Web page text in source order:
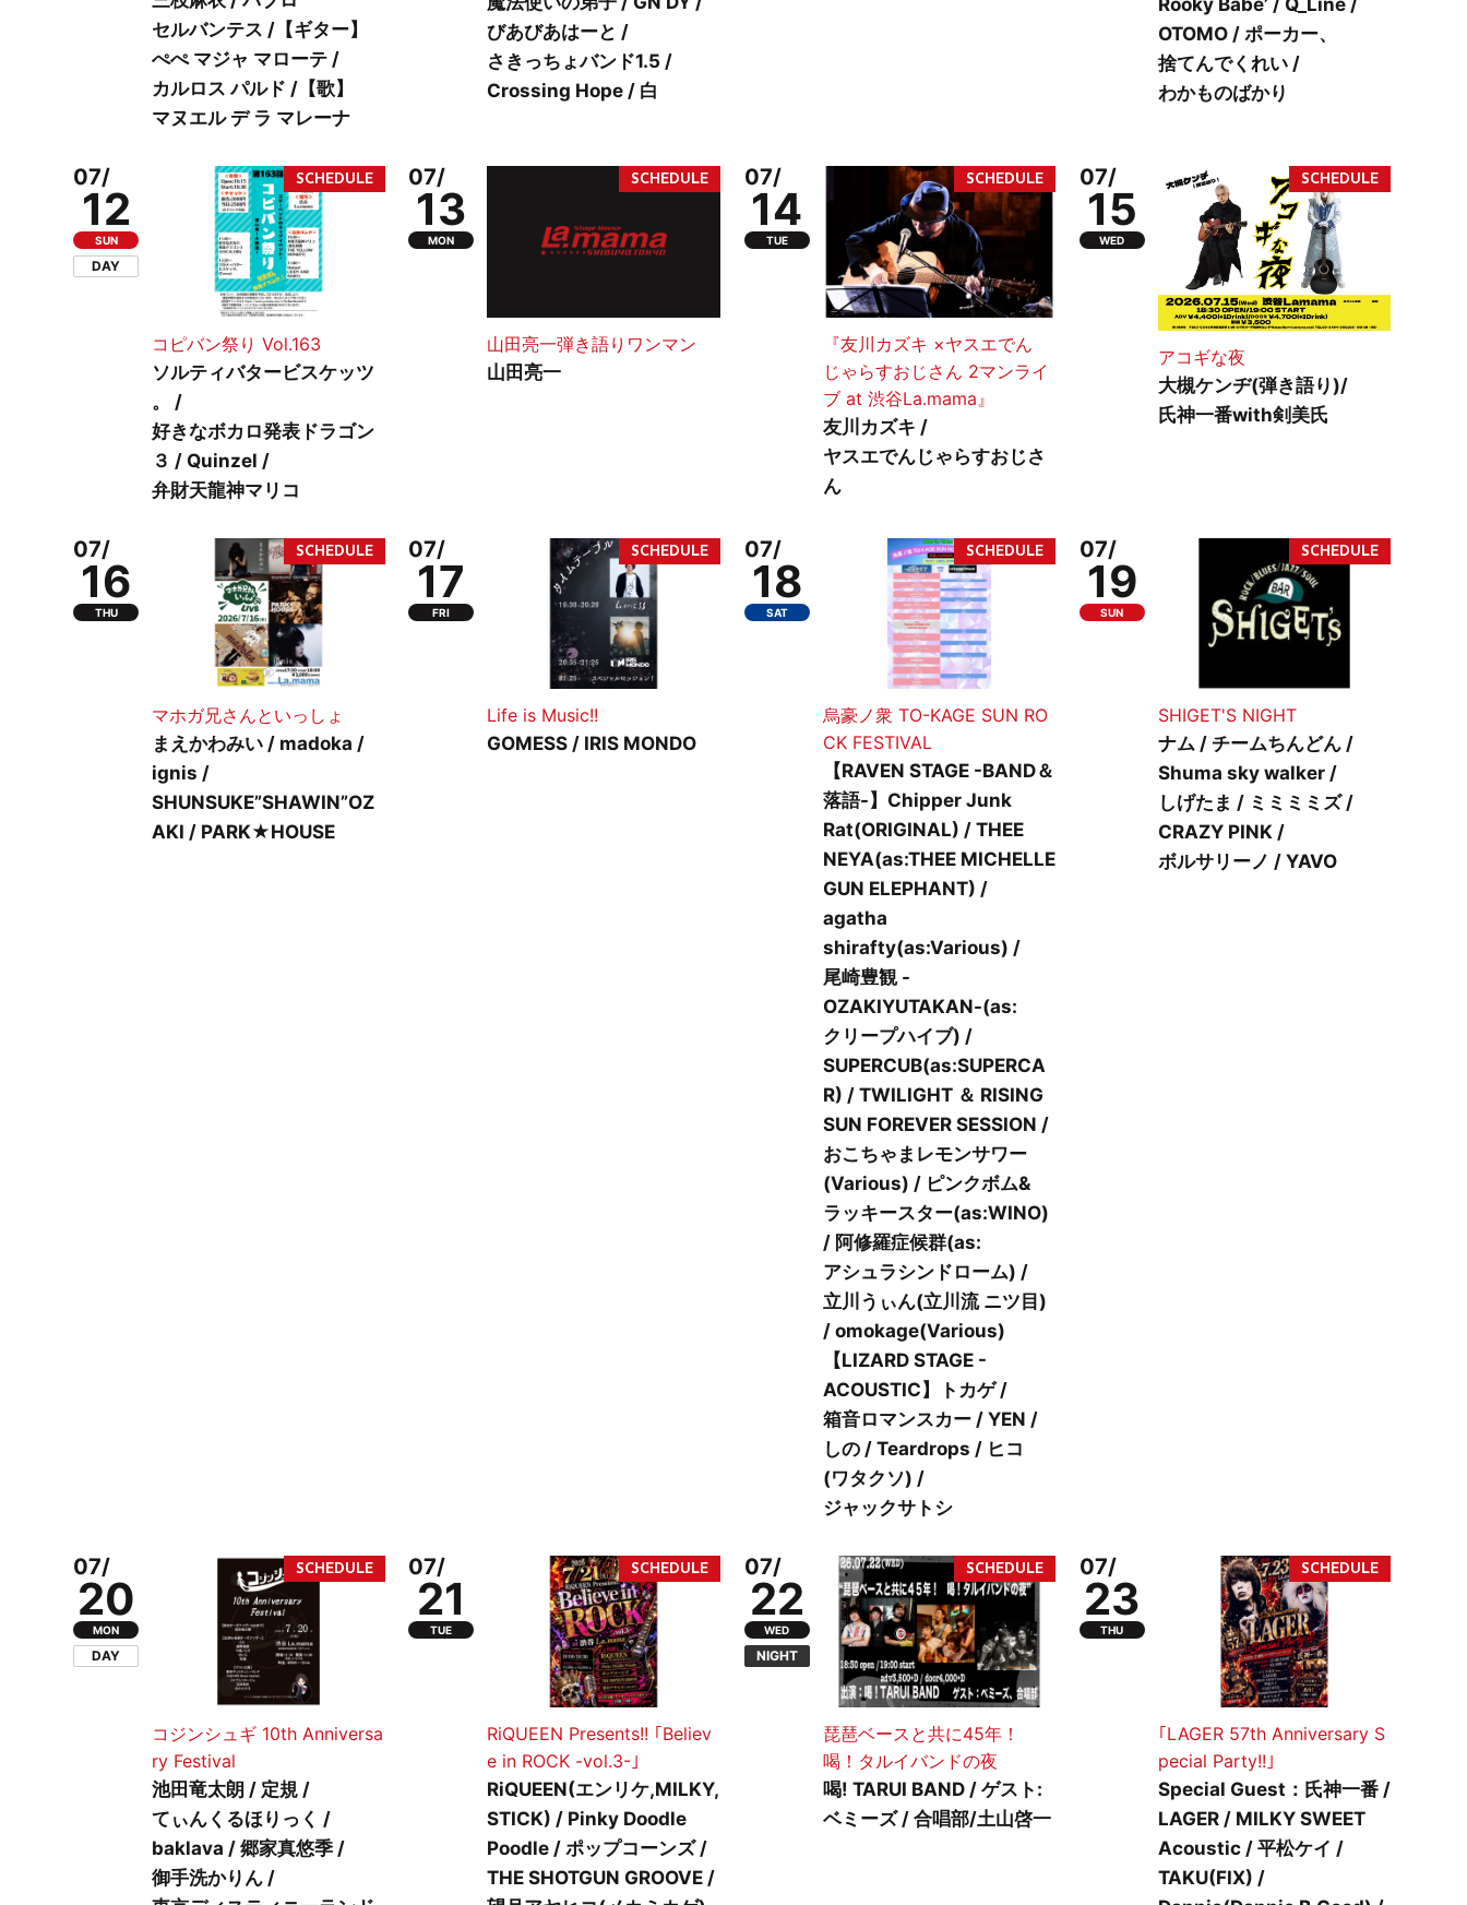
セルバンテス /【ギター】
ぺぺ マジャ マローテ /
カルロス パルド /【歌】
マヌエル デ ラ マレーナ
びあびあはーと /
さきっちょバンド1.5 /
Crossing Hope / 白
Rooky Babe’ / Q_Line /
OTOMO / ポーカー、
捨てんでくれい /
わかものばかり
07/
12
SUN
DAY
コピバン祭り Vol.163
ソルティバタービスケッツ
。 /
好きなボカロ発表ドラゴン
３ / Quinzel /
弁財天龍神マリコ
07/
13
MON
山田亮一弾き語りワンマン
山田亮一
07/
14
TUE
『友川カズキ ×ヤスエでん
じゃらすおじさん 2マンライ
ブ at 渋谷La.mama』
友川カズキ /
ヤスエでんじゃらすおじさ
ん
07/
15
WED
アコギな夜
大槻ケンヂ(弾き語り)/
氏神一番with剣美氏
07/
16
THU
マホガ兄さんといっしょ
まえかわみい / madoka /
ignis /
SHUNSUKE”SHAWIN”OZ
AKI / PARK★HOUSE
07/
17
FRI
Life is Music!!
GOMESS / IRIS MONDO
07/
18
SAT
烏豪ノ衆 TO-KAGE SUN RO
CK FESTIVAL
【RAVEN STAGE -BAND＆
落語-】Chipper Junk
Rat(ORIGINAL) / THEE
NEYA(as:THEE MICHELLE
GUN ELEPHANT) /
agatha
shirafty(as:Various) /
尾崎豊観 -
OZAKIYUTAKAN-(as:
クリープハイブ) /
SUPERCUB(as:SUPERCA
R) / TWILIGHT ＆ RISING
SUN FOREVER SESSION /
おこちゃまレモンサワー
(Various) / ピンクボム&
ラッキースター(as:WINO)
/ 阿修羅症候群(as:
アシュラシンドローム) /
立川うぃん(立川流 ニツ目)
/ omokage(Various)
【LIZARD STAGE -
ACOUSTIC】トカゲ /
箱音ロマンスカー / YEN /
しの / Teardrops / ヒコ
(ワタクソ) /
ジャックサトシ
07/
19
SUN
SHIGET'S NIGHT
ナム / チームちんどん /
Shuma sky walker /
しげたま / ミミミミズ /
CRAZY PINK /
ボルサリーノ / YAVO
07/
20
MON
DAY
コジンシュギ 10th Anniversa
ry Festival
池田竜太朗 / 定規 /
てぃんくるほりっく /
baklava / 郷家真悠季 /
御手洗かりん /
07/
21
TUE
RiQUEEN Presents!! ｢Believ
e in ROCK -vol.3-｣
RiQUEEN(エンリケ,MILKY,
STICK) / Pinky Doodle
Poodle / ポップコーンズ /
THE SHOTGUN GROOVE /
07/
22
WED
NIGHT
琵琶ベースと共に45年！
喝！タルイバンドの夜
喝! TARUI BAND / ゲスト:
ベミーズ / 合唱部/土山啓一
07/
23
THU
｢LAGER 57th Anniversary S
pecial Party!!｣
Special Guest：氏神一番 /
LAGER / MILKY SWEET
Acoustic / 平松ケイ /
TAKU(FIX) /